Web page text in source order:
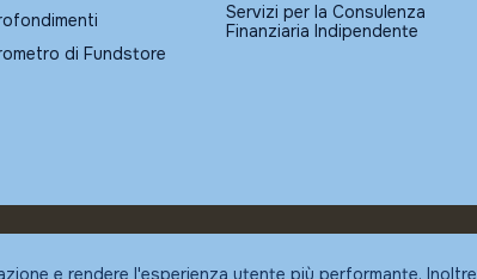
di Fundstore
Servizi per la Consulenza
Finanziaria Indipendente
e rendere l'esperienza utente più performante. Inoltre